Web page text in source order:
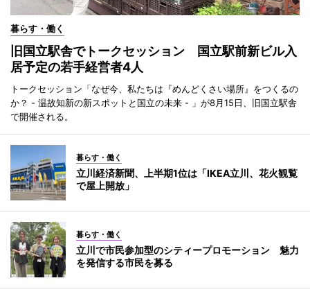
暮らす・働く
旧国立駅舎でトークセッション 国立駅前新ビル入
居予定の若手経営者4人
トークセッション「なぜ今、私たちは『めんどくさい場所』をつくるの
か？ - 温故知新の新スポットと国立の未来 - 」が8月15日、旧国立駅舎
で開催される。
暮らす・働く
立川経済新聞、上半期1位は「IKEA立川、花火観覧
で屋上開放」
暮らす・働く
立川で市民参加型のシティープロモーション 魅力
を発信する市民を募る